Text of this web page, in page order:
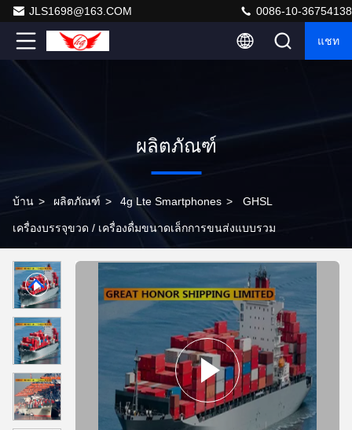
JLS1698@163.COM 0086-10-36754138
แชท
ผลิตภัณฑ์
บ้าน > ผลิตภัณฑ์ > 4g Lte Smartphones > GHSL
เครื่องบรรจุขวด / เครื่องดื่มขนาดเล็กการขนส่งแบบรวม